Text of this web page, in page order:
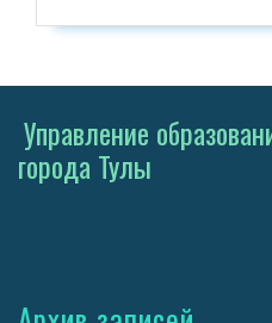
Управление
города Тулы